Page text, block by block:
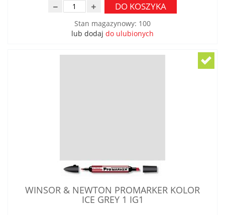
DO KOSZYKA
Stan magazynowy: 100
lub dodaj do ulubionych
WINSOR & NEWTON PROMARKER KOLOR
ICE GREY 1 IG1